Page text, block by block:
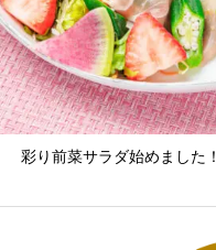
彩り前菜サラダ始めました！